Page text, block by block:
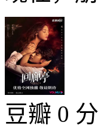
豆瓣 0 分